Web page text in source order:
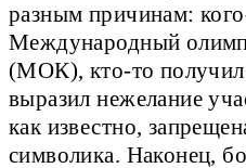
разным причинам:
Международный
(МОК), кто-то получил
выразил нежелание
как известно,
символика. Наконец,